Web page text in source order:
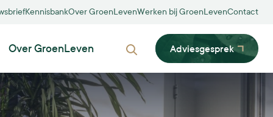
KennisbankOver GroenLevenWerken bij GroenLevenContact
Over GroenLeven
Zoeken
Adviesgesprek